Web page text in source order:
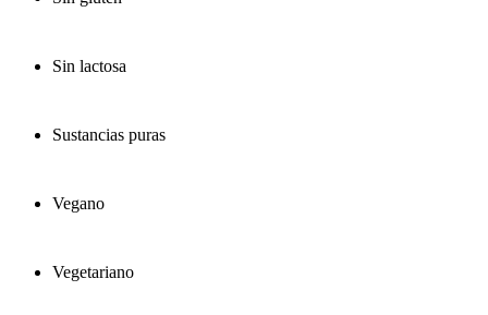
Sin lactosa
Sustancias puras
Vegano
Vegetariano